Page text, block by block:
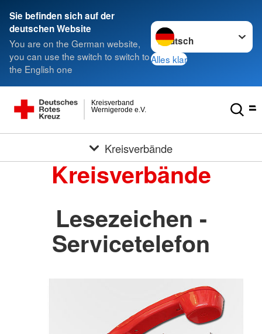
Sie befinden sich auf der
deutschen Website
You are on the German website,
you can use the switch to switch to
the English one
Sprache wechseln zu
Alles klar
Wernigerode e.V.
Kreisverband
Kreisverbände
Kreisverbände
Lesezeichen -
Servicetelefon